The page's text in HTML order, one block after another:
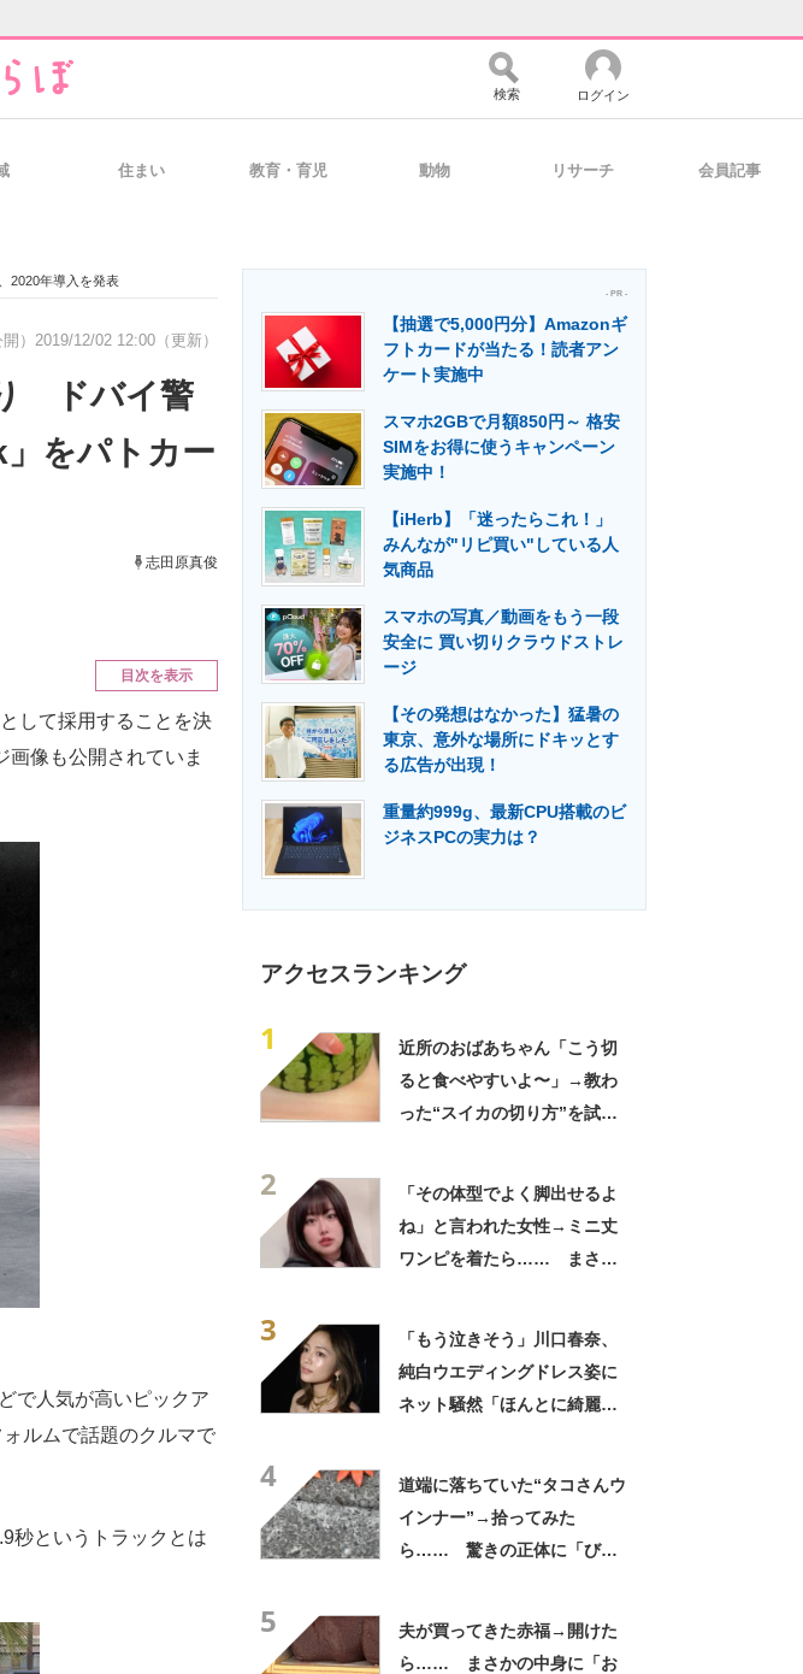
経営リーダーのコミュニティ マーケ×ITの今がよく分かる
比較・事例 製造業のIT導入・活用を支援
エネルギーの専門メディア 建設×テクノロジーの最前線
検索 ログイン
住まい 教育・育児 動物 リサーチ 会員記事
2020年導入を発表
） 2019/12/02 12:00（更新）
ドバイ警
をパトカー
志田原真俊
目次を表示
して採用することを決
画像も公開されていま
で人気が高いピックア
ルムで話題のクルマで
秒というトラックとは
- PR -
【抽選で5,000円分】Amazonギ
フトカードが当たる！読者アン
ケート実施中
スマホ2GBで月額850円～ 格安
SIMをお得に使うキャンペーン
実施中！
【iHerb】「迷ったらこれ！」
みんなが"リピ買い"している人
気商品
スマホの写真／動画をもう一段
安全に 買い切りクラウドストレ
ージ
【その発想はなかった】猛暑の
東京、意外な場所にドキッとす
る広告が出現！
重量約999g、最新CPU搭載のビ
ジネスPCの実力は？
アクセスランキング
1
近所のおばあちゃん「こう切
ると食べやすいよ〜」→教わ
った“スイカの切り方”を試し
2
「その体型でよく脚出せるよ
ね」と言われた女性→ミニ丈
ワンピを着たら…… まさか
3
「もう泣きそう」川口春奈、
純白ウエディングドレス姿に
ネット騒然「ほんとに綺麗」
4
道端に落ちていた“タコさんウ
インナー”→拾ってみた
ら…… 驚きの正体に「びっ
5
夫が買ってきた赤福→開けた
ら…… まさかの中身に「お